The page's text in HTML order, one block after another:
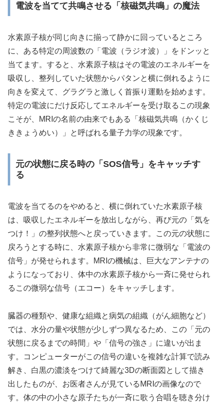
電波を当てて共鳴させる「核磁気共鳴」の魔法
水素原子核が同じ向きに揃って静かに回っているところ
に、ある特定の周波数の「電波（ラジオ波）」をドンッと
当てます。すると、水素原子核はその電波のエネルギーを
吸収し、整列していた状態からパタンと横に倒れるように
向きを変えて、グラグラと激しく首振り運動を始めます。
特定の電波にだけ反応してエネルギーを受け取るこの現象
こそが、MRIの名前の由来でもある「核磁気共鳴（かくじ
ききょうめい）」と呼ばれる量子力学の現象です。
元の状態に戻る時の「SOS信号」をキャッチす
る
電波を当てるのをやめると、横に倒れていた水素原子核
は、吸収したエネルギーを放出しながら、再び元の「気を
つけ！」の整列状態へと戻っていきます。この元の状態に
戻ろうとする時に、水素原子核から非常に微弱な「電波の
信号」が発せられます。MRIの機械は、巨大なアンテナの
ようになっており、体中の水素原子核から一斉に発せられ
るこの微弱な信号（エコー）をキャッチします。
臓器の種類や、健康な組織と病気の組織（がん細胞など）
では、水分の量や状態が少しずつ異なるため、この「元の
状態に戻るまでの時間」や「信号の強さ」に違いが出ま
す。コンピューターがこの信号の違いを複雑な計算で読み
解き、白黒の濃淡をつけて綺麗な3Dの断面図として描き
出したものが、お医者さんが見ているMRIの画像なので
す。体の中の小さな原子たちが一斉に歌う合唱を聴き分け